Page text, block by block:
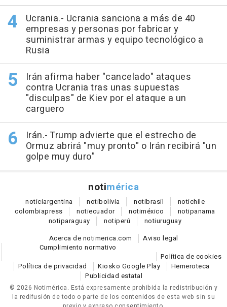
Ucrania.- Ucrania sanciona a más de 40
empresas y personas por fabricar y
suministrar armas y equipo tecnológico a
Rusia
Irán afirma haber "cancelado" ataques
contra Ucrania tras unas supuestas
"disculpas" de Kiev por el ataque a un
carguero
Irán.- Trump advierte que el estrecho de
Ormuz abrirá "muy pronto" o Irán recibirá "un
golpe muy duro"
notimérica
noticiargentina notibolivia notibrasil notichile
colombiapress notiecuador notiméxico notipanama
notiparaguay notiperú notiuruguay
Acerca de notimerica.com
Aviso legal
Cumplimiento normativo
Política de cookies
Política de privacidad
Kiosko Google Play
Hemeroteca
Publicidad estatal
© 2026 Notimérica. Está expresamente prohibida la redistribución y
la redifusión de todo o parte de los contenidos de esta web sin su